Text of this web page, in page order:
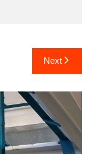
Next